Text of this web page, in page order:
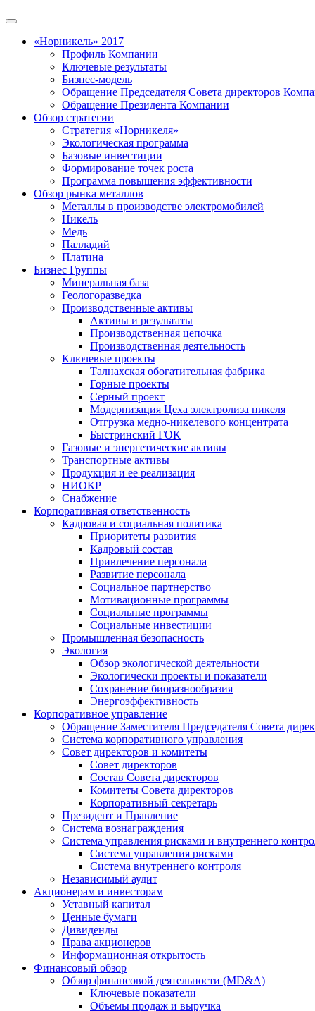
«Норникель» 2017
Профиль Компании
Ключевые результаты
Бизнес-модель
Обращение Председателя Совета директоров
Обращение Президента Компании
Обзор стратегии
Стратегия «Норникеля»
Экологическая программа
Базовые инвестиции
Формирование точек роста
Программа повышения эффективности
Обзор рынка металлов
Металлы в производстве электромобилей
Никель
Медь
Палладий
Платина
Бизнес Группы
Минеральная база
Геологоразведка
Производственные активы
Активы и результаты
Производственная цепочка
Производственная деятельность
Ключевые проекты
Талнахская обогатительная фабрика
Горные проекты
Серный проект
Модернизация Цеха электролиза никеля
Отгрузка медно-никелевого концентрата
Быстринский ГОК
Газовые и энергетические активы
Транспортные активы
Продукция и ее реализация
НИОКР
Снабжение
Корпоративная ответственность
Кадровая и социальная политика
Приоритеты развития
Кадровый состав
Привлечение персонала
Развитие персонала
Социальное партнерство
Мотивационные программы
Социальные программы
Социальные инвестиции
Промышленная безопасность
Экология
Обзор экологической деятельности
Экологически проекты и показатели
Сохранение биоразнообразия
Энергоэффективность
Корпоративное управление
Обращение Заместителя Председателя Совета
Система корпоративного управления
Совет директоров и комитеты
Совет директоров
Состав Совета директоров
Комитеты Совета директоров
Корпоративный секретарь
Президент и Правление
Система вознаграждения
Система управления рисками и внутреннего
Система управления рисками
Система внутреннего контроля
Независимый аудит
Акционерам и инвесторам
Уставный капитал
Ценные бумаги
Дивиденды
Права акционеров
Информационная открытость
Финансовый обзор
Обзор финансовой деятельности (MD&A)
Ключевые показатели
Объемы продаж и выручка